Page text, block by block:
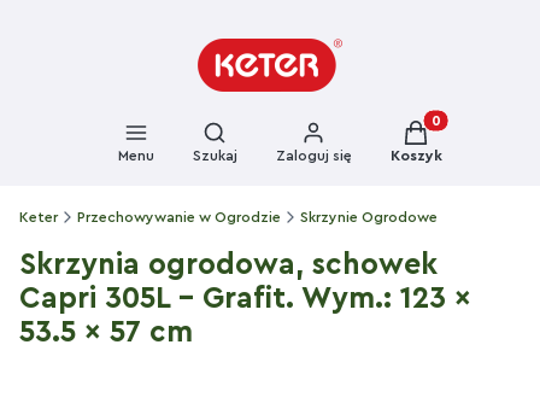
Menu
Otwórz wyszukiwarkę
Szukaj Zaloguj się
Produkty w
Koszyk
Keter Przechowywanie w Ogrodzie Skrzynie Ogrodowe
Skrzynia ogrodowa, schowek
Capri 305L - Grafit. Wym.: 123 x
53.5 x 57 cm